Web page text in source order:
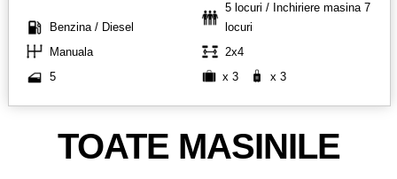
Benzina / Diesel
5 locuri / Inchiriere masina 7
locuri
Manuala
2x4
5
x 3 x 3
TOATE MASINILE